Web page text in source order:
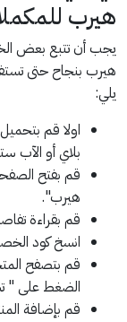
هيرب
يجب أن تتبع بعض
هيرب بنجاح حتى
يلي:
اولا قم
بلاي أو الآب
قم بفتح
هيرب".
قم بقراءة
انسخ كود
قم بتصفح
الضغط على "
قم بإضافة